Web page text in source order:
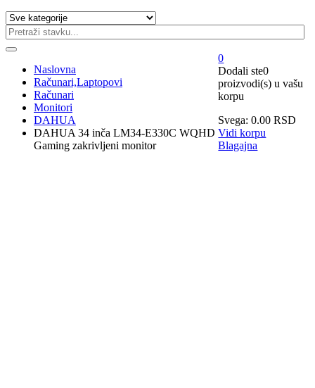
0
Dodali ste0
proizvodi(s) u vašu
korpu
Svega: 0.00RSD
Vidi korpu
Blagajna
Naslovna
Računari,Laptopovi
Računari
Monitori
DAHUA
DAHUA 34 inča LM34-E330C WQHD
Gaming zakrivljeni monitor